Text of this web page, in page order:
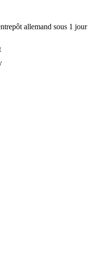
allemand sous 1 jour